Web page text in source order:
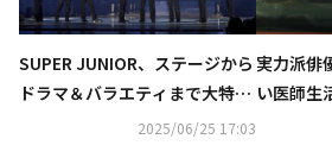
SUPER JUNIOR、ステージから
ドラマ＆バラエティまで大特
集！EXOの4ヶ月連続特集も…7
2025/06/25 17:03
実力派俳
い医師生
演作、